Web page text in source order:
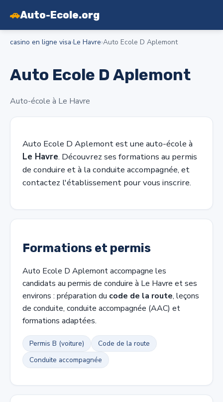
🚗Auto-Ecole.org
casino en ligne visa›Le Havre›Auto Ecole D Aplemont
Auto Ecole D Aplemont
Auto-école à Le Havre
Auto Ecole D Aplemont est une auto-école à
Le Havre. Découvrez ses formations au permis
de conduire et à la conduite accompagnée, et
contactez l'établissement pour vous inscrire.
Formations et permis
Auto Ecole D Aplemont accompagne les
candidats au permis de conduire à Le Havre et ses
environs : préparation du code de la route, leçons
de conduite, conduite accompagnée (AAC) et
formations adaptées.
Permis B (voiture)
Code de la route
Conduite accompagnée